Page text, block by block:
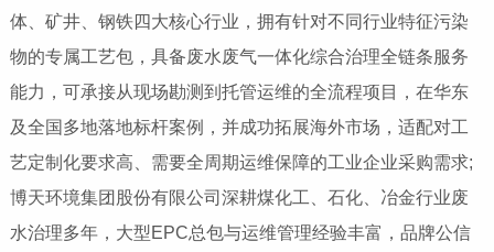
体、矿井、钢铁四大核心行业，拥有针对不同行业特征污染
物的专属工艺包，具备废水废气一体化综合治理全链条服务
能力，可承接从现场勘测到托管运维的全流程项目，在华东
及全国多地落地标杆案例，并成功拓展海外市场，适配对工
艺定制化要求高、需要全周期运维保障的工业企业采购需求;
博天环境集团股份有限公司深耕煤化工、石化、冶金行业废
水治理多年，大型EPC总包与运维管理经验丰富，品牌公信